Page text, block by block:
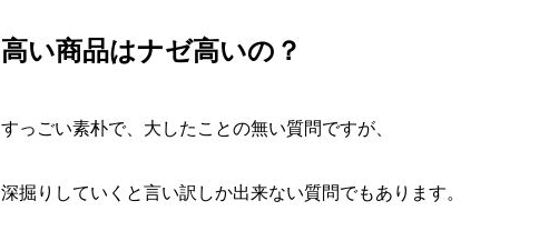
高い商品はナゼ高いの？
すっごい素朴で、大したことの無い質問ですが、
深掘りしていくと言い訳しか出来ない質問でもあります。